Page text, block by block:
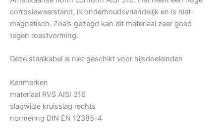
corrosieweerstand, is onderhoudsvriendelijk en is niet-
magnetisch. Zoals gezegd kan dit materiaal zeer goed
tegen roestvorming.
Deze staalkabel is niet geschikt voor hijsdoeleinden
Kenmerken
materiaal RVS AISI 316
slagwijze kruisslag rechts
normering DIN EN 12385-4